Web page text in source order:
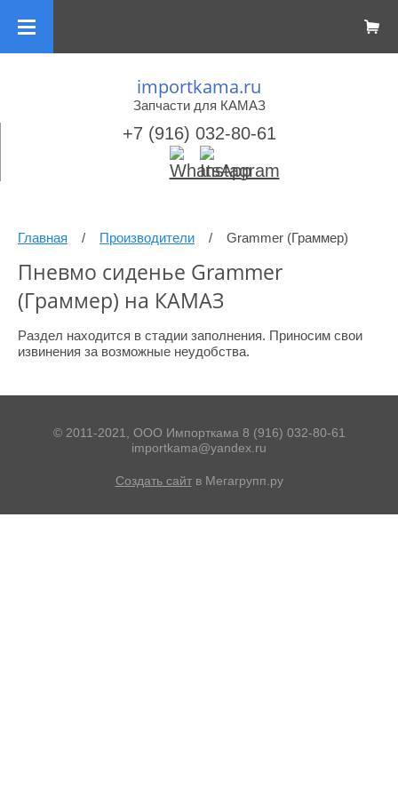
importkama.ru
Запчасти для КАМАЗ
+7 (916) 032-80-61
Главная / Производители / Grammer (Граммер)
Пневмо сиденье Grammer
(Граммер) на КАМАЗ
Раздел находится в стадии заполнения. Приносим свои
извинения за возможные неудобства.
© 2011-2021, ООО Импорткама 8 (916) 032-80-61
importkama@yandex.ru
Создать сайтв Мегагрупп.ру